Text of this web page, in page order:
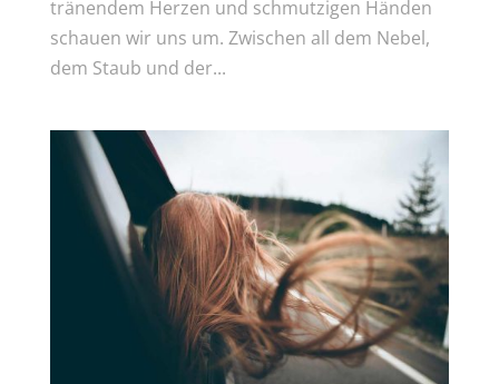
tränendem Herzen und schmutzigen Händen
schauen wir uns um. Zwischen all dem Nebel,
dem Staub und der...